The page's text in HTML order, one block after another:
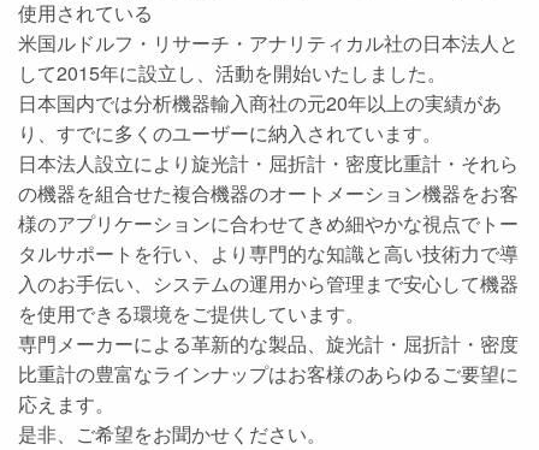
使用されている
米国ルドルフ・リサーチ・アナリティカル社の日本法人と
して2015年に設立し、活動を開始いたしました。
日本国内では分析機器輸入商社の元20年以上の実績があ
り、すでに多くのユーザーに納入されています。
日本法人設立により旋光計・屈折計・密度比重計・それら
の機器を組合せた複合機器のオートメーション機器をお客
様のアプリケーションに合わせてきめ細やかな視点でトー
タルサポートを行い、より専門的な知識と高い技術力で導
入のお手伝い、システムの運用から管理まで安心して機器
を使用できる環境をご提供しています。
専門メーカーによる革新的な製品、旋光計・屈折計・密度
比重計の豊富なラインナップはお客様のあらゆるご要望に
応えます。
是非、ご希望をお聞かせください。